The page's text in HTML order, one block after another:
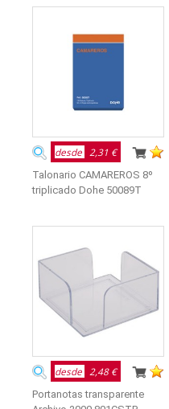
desde 2,31 €
Talonario CAMAREROS 8º
triplicado Dohe 50089T
desde 2,48 €
Portanotas transparente